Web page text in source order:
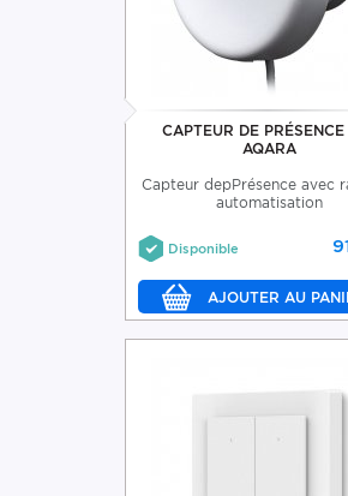
CAPTEUR DE PRÉSENCE
AQARA
Capteur depPrésence avec
automatisation
Disponible